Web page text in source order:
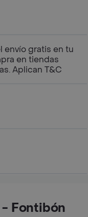
envío gratis en tu
en tiendas
Aplican T&C
Fontibón